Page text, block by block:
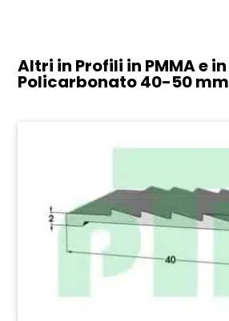
Altri in Profili in PMMA e in
Policarbonato40-50 mm